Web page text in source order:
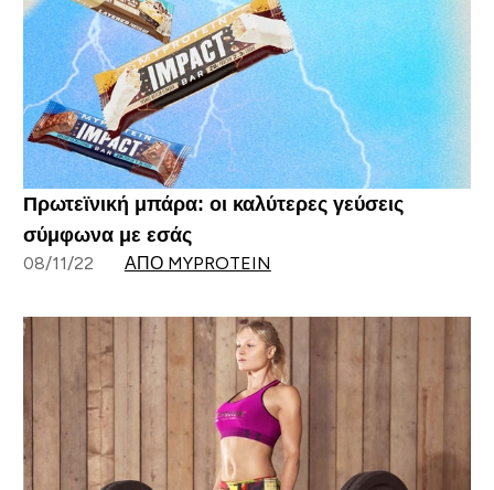
Πρωτεϊνική μπάρα: οι καλύτερες γεύσεις
σύμφωνα με εσάς
08/11/22 ΑΠΌ MYPROTEIN